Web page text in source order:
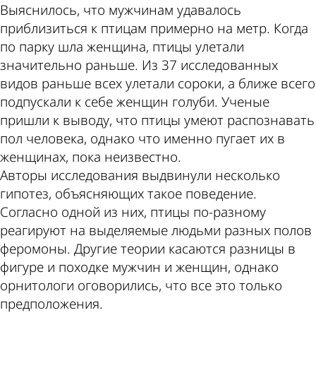
Выяснилось, что мужчинам удавалось
приблизиться к птицам примерно на метр. Когда
по парку шла женщина, птицы улетали
значительно раньше. Из 37 исследованных
видов раньше всех улетали сороки, а ближе всего
подпускали к себе женщин голуби. Ученые
пришли к выводу, что птицы умеют распознавать
пол человека, однако что именно пугает их в
женщинах, пока неизвестно.
Авторы исследования выдвинули несколько
гипотез, объясняющих такое поведение.
Согласно одной из них, птицы по-разному
реагируют на выделяемые людьми разных полов
феромоны. Другие теории касаются разницы в
фигуре и походке мужчин и женщин, однако
орнитологи оговорились, что все это только
предположения.